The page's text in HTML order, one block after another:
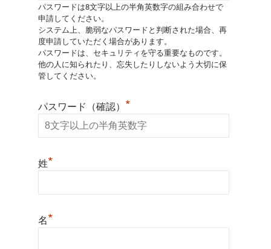
パスワードは8文字以上の半角英数字の組み合わせで
申請してください。
システム上、脆弱なパスワードと判断された場合、再
度申請していただく場合があります。
パスワードは、セキュリティを守る重要なものです。
他の人に知られたり、忘失したりしないよう大切に保
管してください。
パスワード（確認） *
姓*
名*